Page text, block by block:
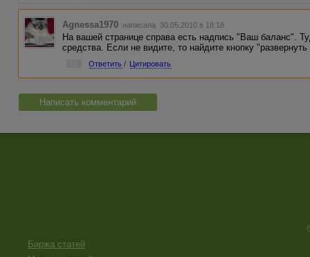
Agnessa1970 написала 30.05.2010 в 18:18
На вашей странице справа есть надпись "Ваш баланс".
средства. Если не видите, то найдите кнопку
Ответить / Цитировать
Написать комментарий
Биржа статей